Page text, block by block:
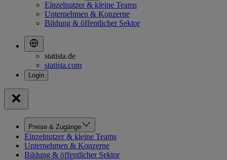
Einzelnutzer & kleine Teams
Unternehmen & Konzerne
Bildung & öffentlicher Sektor
statista.de
statista.com
Preise & Zugänge
Einzelnutzer & kleine Teams
Unternehmen & Konzerne
Bildung & öffentlicher Sektor